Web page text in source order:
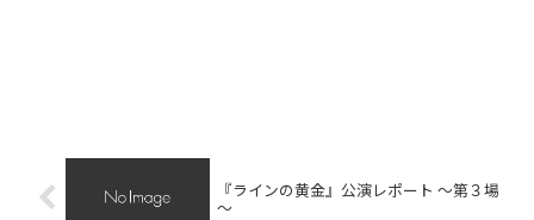
『ラインの黄金』公演レポート ～第３場
～